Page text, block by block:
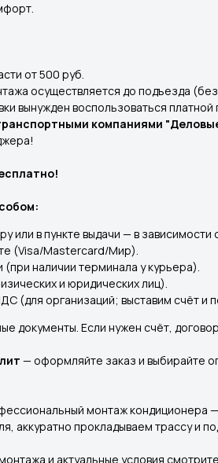
от 500 руб.
осуществляется до подъезда
вынужден воспользоваться
компаниями
или в пункте выдачи — в зависимости
(Visa/Mastercard/Мир).
наличии терминала у курьера).
и юридических лиц).
(для организаций; выставим счёт и
документы. Если нужен счёт,
— оформляйте заказ и выбирайте
монтаж кондиционера
аккуратно прокладываем трассу
и актуальные условия